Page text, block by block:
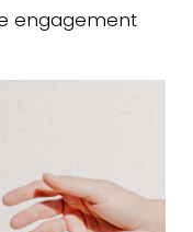
enga­ge­ment